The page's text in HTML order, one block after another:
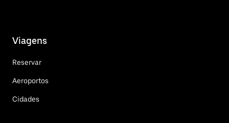
Viagens
Reservar
Aeroportos
Cidades